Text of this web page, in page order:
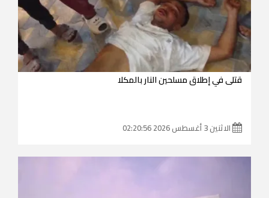
قتلى في إطلاق مسلحين النار بالمكلا
الاثنين 3 أغسطس 2026 02:20:56